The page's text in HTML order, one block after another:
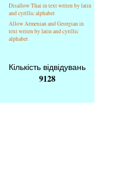
Disallow Thai in text writen by latin
and cyrillic alphabet
Allow Armenian and Georgian in
text writen by latin and cyrillic
alphabet
Кількість відвідувань
9128